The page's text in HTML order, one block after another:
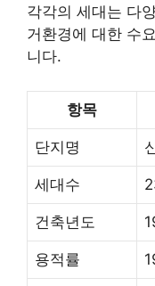
각각의 세대는 다
거환경에 대한 수
니다.
항목
단지명
세대수
건축년도
용적률